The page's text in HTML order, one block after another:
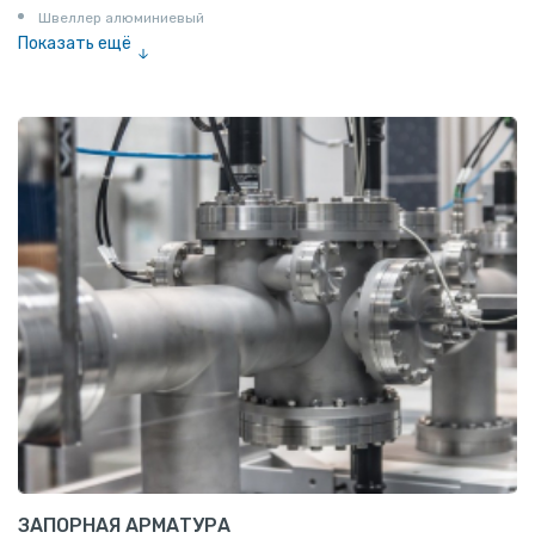
Швеллер алюминиевый
Показать ещё
Шина электротехническая
Алюминиевая плита
Z профиль алюминиевый
Т профиль алюминиевый
Пруток квадратный алюминиевый
Полоса алюминиевая
Пруток шестигранный алюминиевый
ЗАПОРНАЯ АРМАТУРА